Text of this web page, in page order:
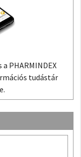
PHARMINDEX
tudástár